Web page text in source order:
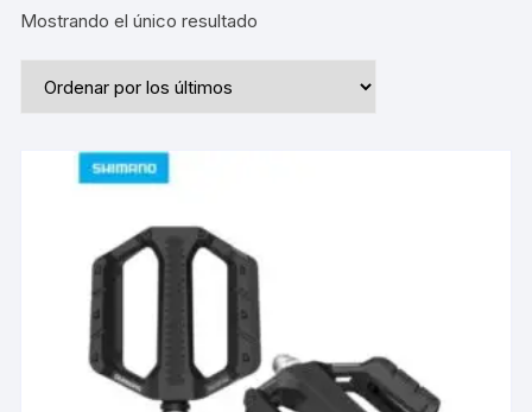
Mostrando el único resultado